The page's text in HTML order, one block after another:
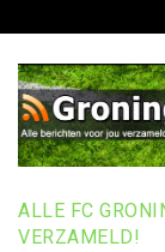
naar
inhoud
ALLE FC
VERZAMELD!